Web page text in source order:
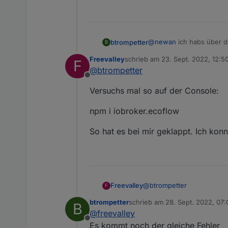
B btrompetter@newan ich habs über
$ iobroker url
Installing Newan/
npm ERR!
npm ERR! /opt/
F
Offline
Freevalleyschrieb am 23. Sept. 2022,
zuletzt editiert von
@btrompetter
Versuchs mal so auf der Console:
npm i iobroker.ecoflow
So hat es bei mir geklappt. Ich
F Freevalley@btrompetter
Versuchs mal so auf der
npm i iobroker.ecoflow
B
Offline
btrompetterschrieb am 28. Sept. 2022,
zuletzt editiert von
@freevalley
Es kommt noch der gleiche Fehler